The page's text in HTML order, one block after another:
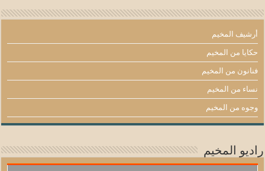
أرشيف المخيم
حكايا من المخيم
فنانون من المخيم
نساء من المخيم
وجوه من المخيم
راديو المخيم